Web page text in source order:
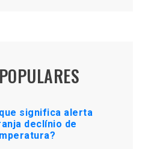
significa alerta
declínio de